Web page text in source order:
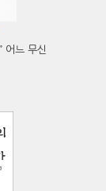
어느 무신